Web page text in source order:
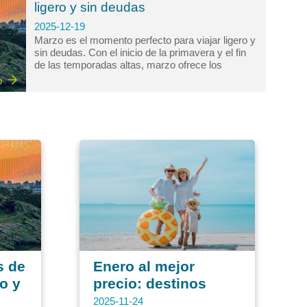
meses de abril y mayo, es el secreto mejor
guardado para disfrutar...
ligero y sin deudas
2025-12-19
Marzo es el momento perfecto para viajar ligero y
sin deudas. Con el inicio de la primavera y el fin
de las temporadas altas, marzo ofrece los
descanso. En Círculo de Viajes, comprendemos
que viajar es un deseo universal, pero hacerlo
con inteligencia financiera es...
de
y
Enero al mejor
precio: destinos
económicos.
2025-11-24